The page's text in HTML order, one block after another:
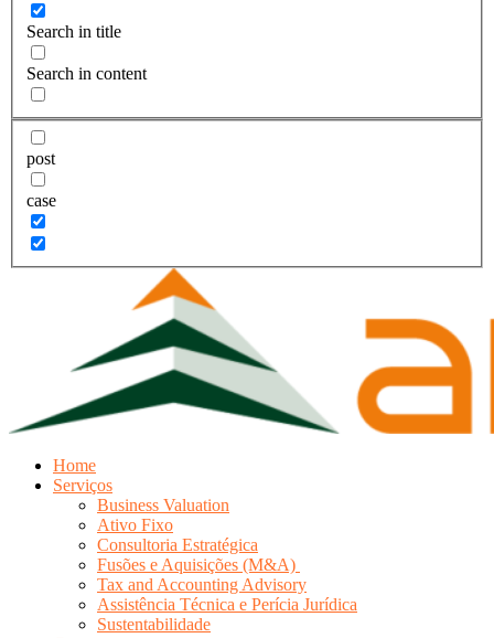
Search in title
Search in content
post
case
Home
Serviços
Business Valuation
Ativo Fixo
Consultoria Estratégica
Fusões e Aquisições (M&A)
Tax and Accounting Advisory
Assistência Técnica e Perícia Jurídica
Sustentabilidade